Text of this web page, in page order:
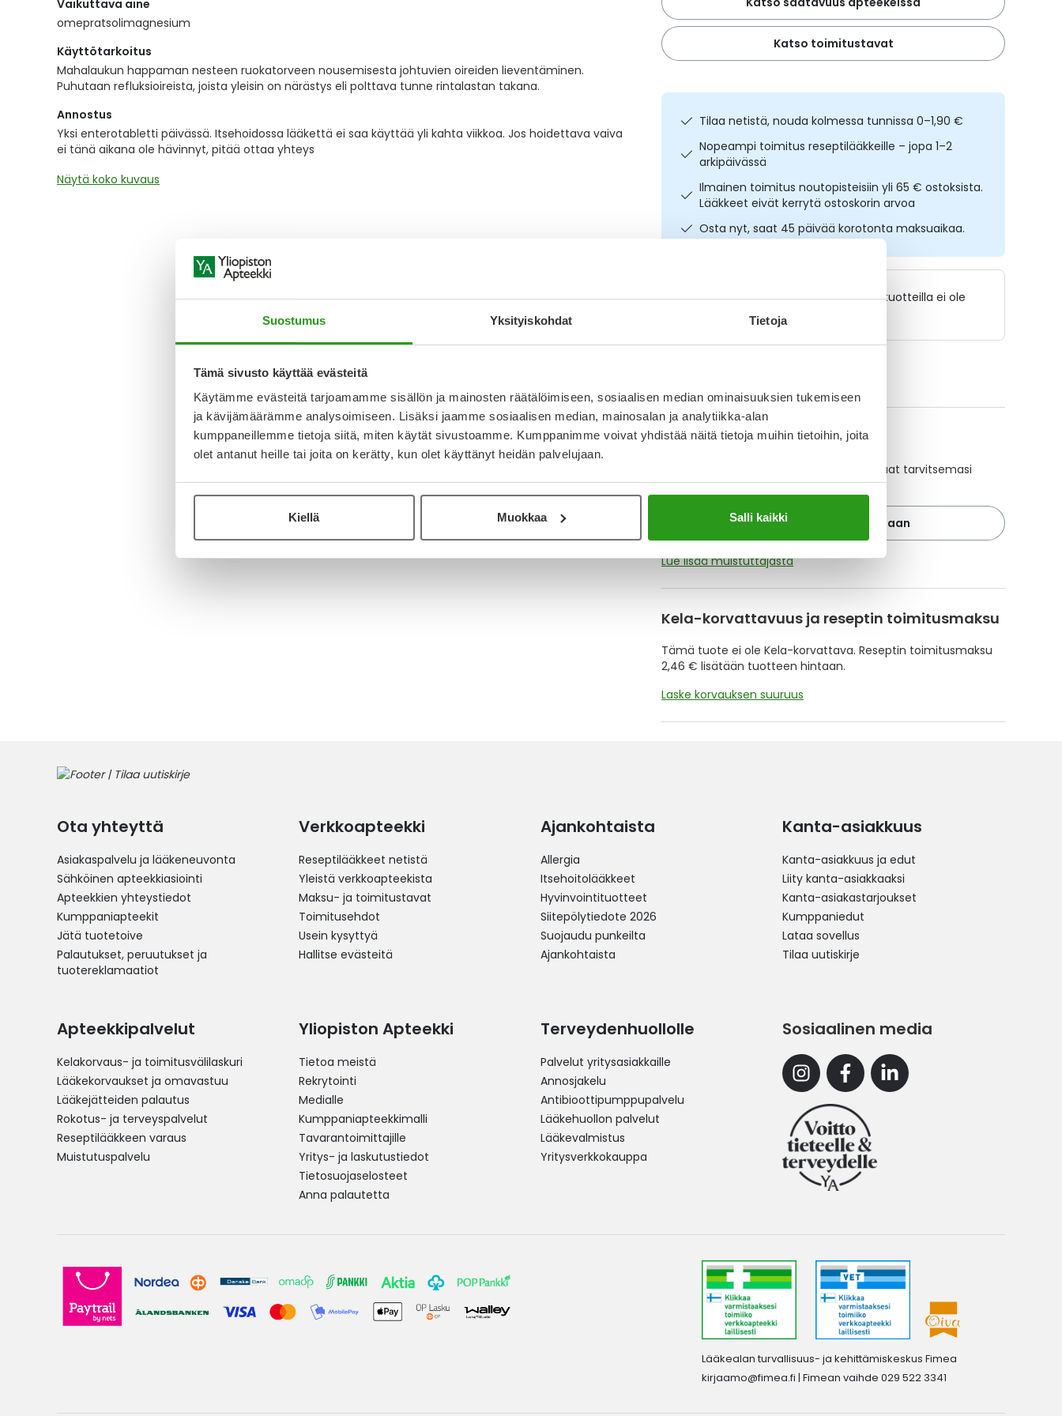
Suostumus Yksityiskohdat Tietoja
Tämä sivusto käyttää evästeitä
Käytämme evästeitä tarjoamamme sisällön ja mainosten räätälöimiseen, sosiaalisen median ominaisuuksien tukemiseen
ja kävijämäärämme analysoimiseen. Lisäksi jaamme sosiaalisen median, mainosalan ja analytiikka-alan
kumppaneillemme tietoja siitä, miten käytät sivustoamme. Kumppanimme voivat yhdistää näitä tietoja muihin tietoihin, joita
olet antanut heille tai joita on kerätty, kun olet käyttänyt heidän palvelujaan.
Kiellä Muokkaa Salli kaikki
the
images
Vaikuttava aine
omepratsolimagnesium
Käyttötarkoitus
Mahalaukun happaman nesteen ruokatorveen nousemisesta johtuvien oireiden lieventäminen.
Puhutaan refluksioireista, joista yleisin on närästys eli polttava tunne rintalastan takana.
Annostus
Yksi enterotabletti päivässä. Itsehoidossa lääkettä ei saa käyttää yli kahta viikkoa. Jos hoidettava vaiva
ei tänä aikana ole hävinnyt, pitää ottaa yhteys
Näytä koko kuvaus
Katso toimitustavat
Tilaa netistä, nouda kolmessa tunnissa 0–1,90 €
Nopeampi toimitus reseptilääkkeille – jopa 1–2
arkipäivässä
Ilmainen toimitus noutopisteisiin yli 65 € ostoksista.
Lääkkeet eivät kerrytä ostoskorin arvoa
Osta nyt, saat 45 päivää korotonta maksuaikaa.
Lääkkeillä ja reseptillä ostetuilla tuotteilla ei ole
palautusoikeutta.
YA-muistuttaja
Muistuttajan avulla pidät huolen, että tilaat tarvitsemasi
tuotteet ajoissa, eivätkä ne lopu kesken.
Lisää tuote muistuttajaan
Lue lisää muistuttajasta
Kela-korvattavuus ja reseptin toimitusmaksu
Tämä tuote ei ole Kela-korvattava. Reseptin toimitusmaksu
2,46 € lisätään tuotteen hintaan.
Laske korvauksen suuruus
Ota yhteyttä
Asiakaspalvelu ja lääkeneuvonta
Sähköinen apteekkiasiointi
Apteekkien yhteystiedot
Kumppaniapteekit
Jätä tuotetoive
Palautukset, peruutukset ja
tuotereklamaatiot
Verkkoapteekki
Reseptilääkkeet netistä
Yleistä verkkoapteekista
Maksu- ja toimitustavat
Toimitusehdot
Usein kysyttyä
Hallitse evästeitä
Ajankohtaista
Allergia
Itsehoitolääkkeet
Hyvinvointituotteet
Siitepölytiedote 2026
Suojaudu punkeilta
Ajankohtaista
Kanta-asiakkuus
Kanta-asiakkuus ja edut
Liity kanta-asiakkaaksi
Kanta-asiakastarjoukset
Kumppaniedut
Lataa sovellus
Tilaa uutiskirje
Apteekkipalvelut
Kelakorvaus- ja toimitusvälilaskuri
Lääkekorvaukset ja omavastuu
Lääkejätteiden palautus
Rokotus- ja terveyspalvelut
Reseptilääkkeen varaus
Muistutuspalvelu
Yliopiston Apteekki
Tietoa meistä
Rekrytointi
Medialle
Kumppaniapteekkimalli
Tavarantoimittajille
Yritys- ja laskutustiedot
Tietosuojaselosteet
Anna palautetta
Terveydenhuollolle
Palvelut yritysasiakkaille
Annosjakelu
Antibioottipumppupalvelu
Lääkehuollon palvelut
Lääkevalmistus
Yritysverkkokauppa
Sosiaalinen media
InstagramFacebookLinkedin
Lääkealan turvallisuus- ja kehittämiskeskus Fimea
kirjaamo@fimea.fi | Fimean vaihde 029 522 3341